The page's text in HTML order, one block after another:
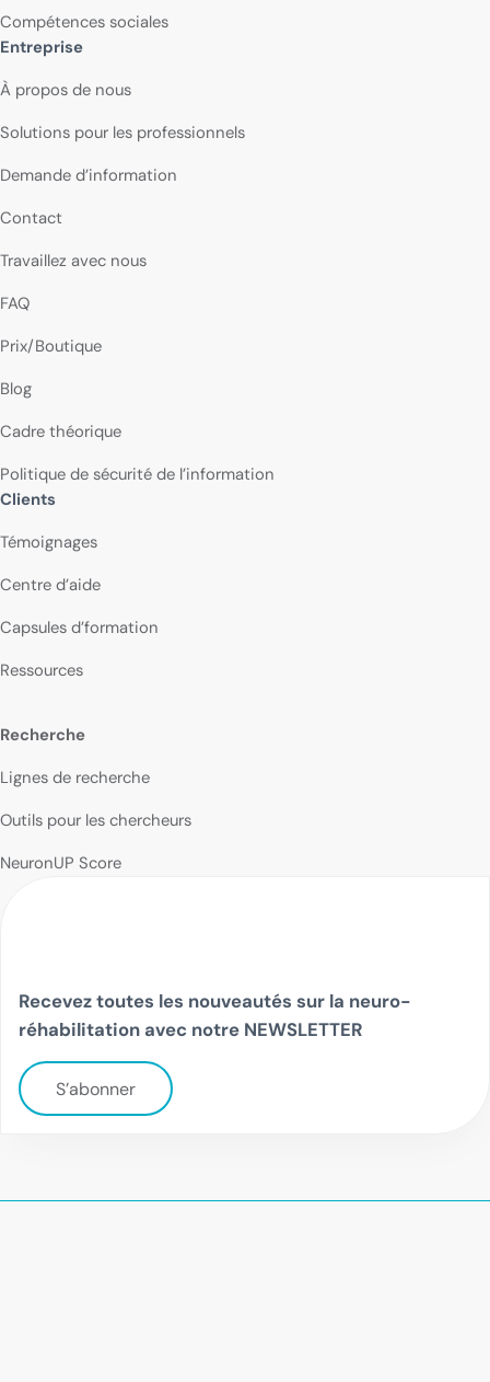
Compétences sociales
Entreprise
À propos de nous
Solutions pour les professionnels
Demande d’information
Contact
Travaillez avec nous
FAQ
Prix/Boutique
Blog
Cadre théorique
Politique de sécurité de l’information
Clients
Témoignages
Centre d’aide
Capsules d’formation
Ressources
Recherche
Lignes de recherche
Outils pour les chercheurs
NeuronUP Score
Recevez toutes les nouveautés sur la neuro-
réhabilitation avec notre NEWSLETTER
S’abonner